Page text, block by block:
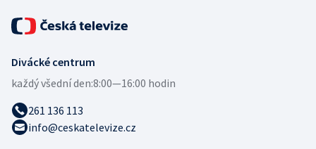
Divácké centrum
každý všední den:8:00—16:00 hodin
261 136 113
info@ceskatelevize.cz